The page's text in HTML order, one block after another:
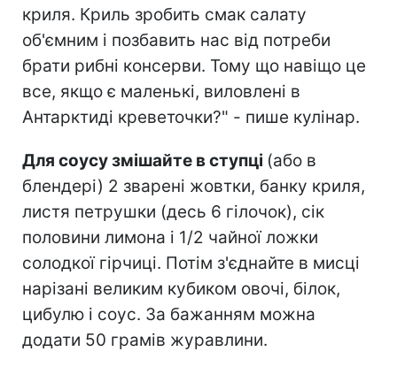
криля. Криль зробить смак салату
об'ємним і позбавить нас від потреби
брати рибні консерви. Тому що навіщо це
все, якщо є маленькі, виловлені в
Антарктиді креветочки?" - пише кулінар.
Для соусу змішайте в ступці (або в
блендері) 2 зварені жовтки, банку криля,
листя петрушки (десь 6 гілочок), сік
половини лимона і 1/2 чайної ложки
солодкої гірчиці. Потім з'єднайте в мисці
нарізані великим кубиком овочі, білок,
цибулю і соус. За бажанням можна
додати 50 грамів журавлини.